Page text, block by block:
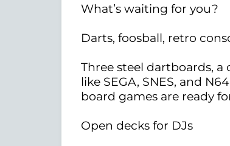
What’s waiting for you?
Darts, foosball, retro
Three steel dartboards,
like SEGA, SNES, and
board games are ready
Open decks for DJs